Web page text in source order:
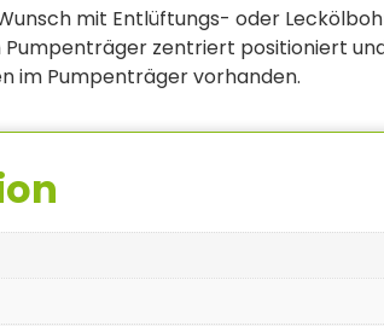
mit Entlüftungs- oder
zentriert positioniert
im Pumpenträger vorhanden.